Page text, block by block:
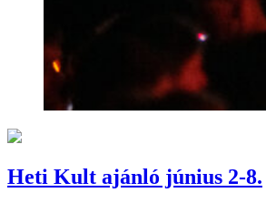
Heti Kult ajánló június 2-8.